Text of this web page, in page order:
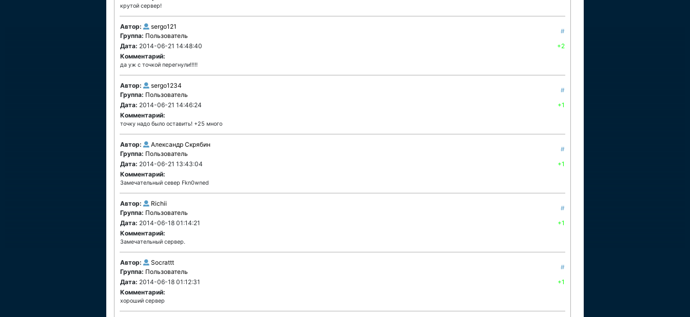
крутой сервер!
Автор:
sergo121
Группа: Пользователь
#
Дата: 2014-06-21 14:48:40
+2
Комментарий:
да уж с точкой перегнули!!!!!
Автор:
sergo1234
Группа: Пользователь
#
Дата: 2014-06-21 14:46:24
+1
Комментарий:
точку надо было оставить! +25 много
Автор:
Александр Скрябин
Группа: Пользователь
#
Дата: 2014-06-21 13:43:04
+1
Комментарий:
Замечательный север Fkn0wned
Автор:
Richii
Группа: Пользователь
#
Дата: 2014-06-18 01:14:21
+1
Комментарий:
Замечательный сервер.
Автор:
Socrattt
Группа: Пользователь
#
Дата: 2014-06-18 01:12:31
+1
Комментарий:
хороший сервер